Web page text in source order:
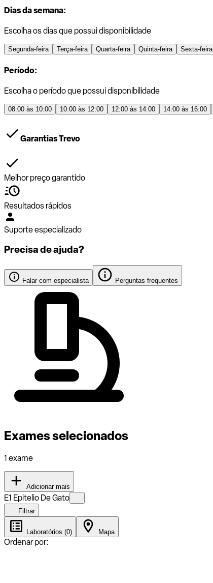
Dias da semana:
Escolha os dias que possui disponibilidade
Segunda-feira Terça-feira Quarta-feira Quinta-feira Sexta-feira
Período:
Escolha o período que possui disponibilidade
08:00 às 10:00 10:00 às 12:00 12:00 às 14:00 14:00 às 16:00
Garantias Trevo
Melhor preço garantido
Resultados rápidos
Suporte especializado
Precisa de ajuda?
Falar com especialista Perguntas frequentes
Exames selecionados
1 exame
Adicionar mais
E1 Epitelio De Gato
Filtrar
Laboratórios (0) Mapa
Ordenar por: